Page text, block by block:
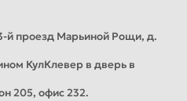
й проезд Марьиной Рощи, д.
КулКлевер в дверь в
205, офис 232.